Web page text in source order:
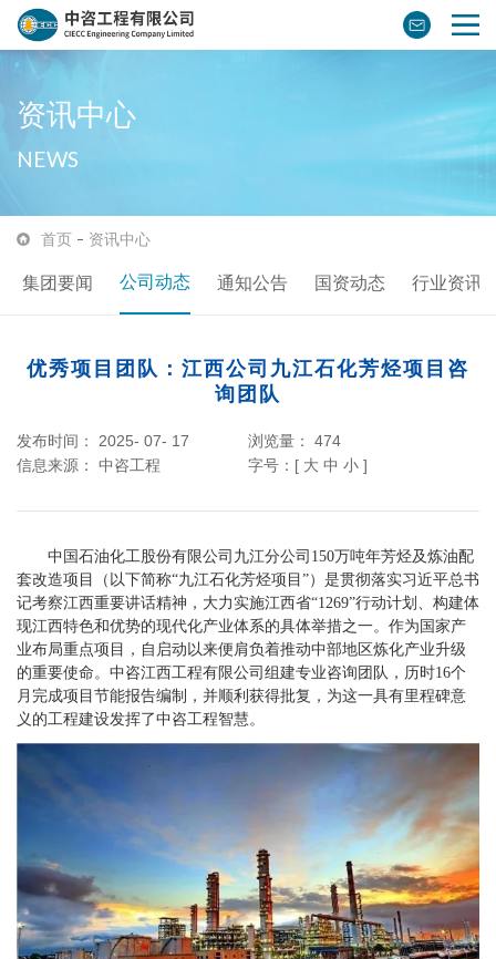
资讯中心
NEWS
首页 资讯中心
集团要闻 公司动态 通知公告 国资动态 行业资讯
优秀项目团队：江西公司九江石化芳烃项目咨
询团队
发布时间： 2025- 07- 17 浏览量： 474
信息来源： 中咨工程 字号：[ 大 中 小 ]
中国石油化工股份有限公司九江分公司150万吨年芳烃及炼油配
套改造项目（以下简称“九江石化芳烃项目”）是贯彻落实习近平总书
记考察江西重要讲话精神，大力实施江西省“1269”行动计划、构建体
现江西特色和优势的现代化产业体系的具体举措之一。作为国家产
业布局重点项目，自启动以来便肩负着推动中部地区炼化产业升级
的重要使命。中咨江西工程有限公司组建专业咨询团队，历时16个
月完成项目节能报告编制，并顺利获得批复，为这一具有里程碑意
义的工程建设发挥了中咨工程智慧。